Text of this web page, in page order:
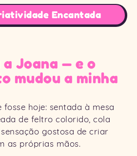
Encantada
a Joana — e o
mudou a minha
hoje: sentada à mesa
de feltro colorido, cola
gostosa de criar
as próprias mãos.